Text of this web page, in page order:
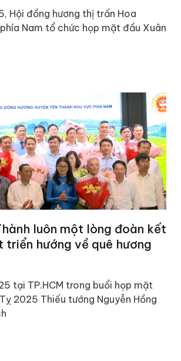
Hội đồng hương thị trấn Hoa
Nam tổ chức họp mặt đầu Xuân
luôn một lòng đoàn kết
triển hướng về quê hương
tại TP.HCM trong buổi họp mặt
2025 Thiếu tướng Nguyễn Hồng